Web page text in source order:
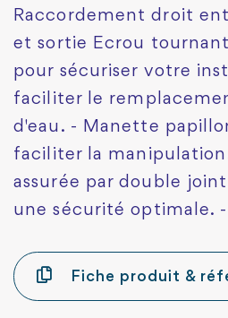
Raccordement droit
et sortie Ecrou
pour sécuriser votre
faciliter le
d'eau. - Manette
faciliter la
assurée par double
une sécurité optimale.
Fiche produit &